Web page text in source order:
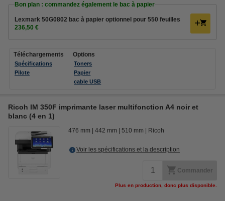
Bon plan : commandez également le bac à papier
Lexmark 50G0802 bac à papier optionnel pour 550 feuilles
236,50 €
Téléchargements
Spécifications
Pilote
Options
Toners
Papier
cable USB
Ricoh IM 350F imprimante laser multifonction A4 noir et
blanc (4 en 1)
476 mm 442 mm 510 mm Ricoh
Voir les spécifications et la description
Commander
Plus en production, donc plus disponible.